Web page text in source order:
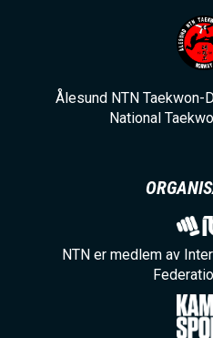
Ålesund NTN Taekwon-
National
NTN er medlem av